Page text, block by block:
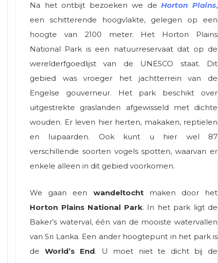
Na het ontbijt bezoeken we deHorton Plains,
een schitterende hoogvlakte, gelegen op een
hoogte van 2100 meter. Het Horton Plains
National Park is een natuurreservaat dat op de
werelderfgoedlijst van de UNESCO staat. Dit
gebied was vroeger het jachtterrein van de
Engelse gouverneur. Het park beschikt over
uitgestrekte graslanden afgewisseld met dichte
wouden. Er leven hier herten, makaken, reptielen
en luipaarden. Ook kunt u hier wel 87
verschillende soorten vogels spotten, waarvan er
enkele alleen in dit gebied voorkomen.
We gaan een wandeltochtmaken door het
Horton Plains National Park. In het park ligt de
Baker’s waterval, één van de mooiste watervallen
van Sri Lanka. Een ander hoogtepunt in het park is
de World’s End. U moet niet te dicht bij de